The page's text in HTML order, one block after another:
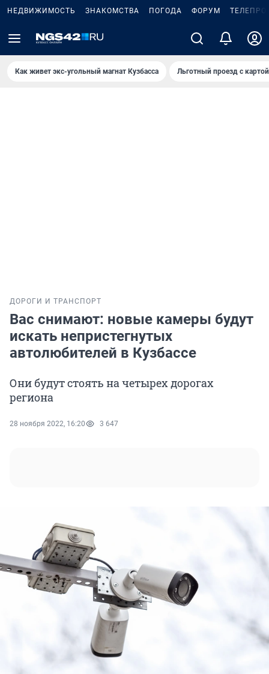
НЕДВИЖИМОСТЬ ЗНАКОМСТВА ПОГОДА ФОРУМ
Как живет экс-угольный магнат Кузбасса Льготный проезд с
ДОРОГИ И ТРАНСПОРТ
Вас снимают: новые камеры будут
искать непристегнутых
автолюбителей в Кузбассе
Они будут стоять на четырех дорогах
региона
28 ноября 2022, 16:20 3 647